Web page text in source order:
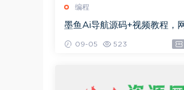
编程
墨鱼Ai导航源码+视频教程，
09-05 523